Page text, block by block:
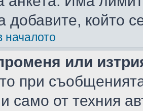
добавите, който
началото
или
при
само от техния